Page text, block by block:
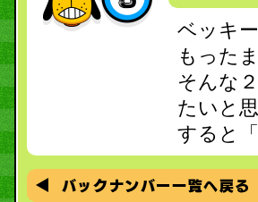
ベッキ
もった
そんな
たいと
すると